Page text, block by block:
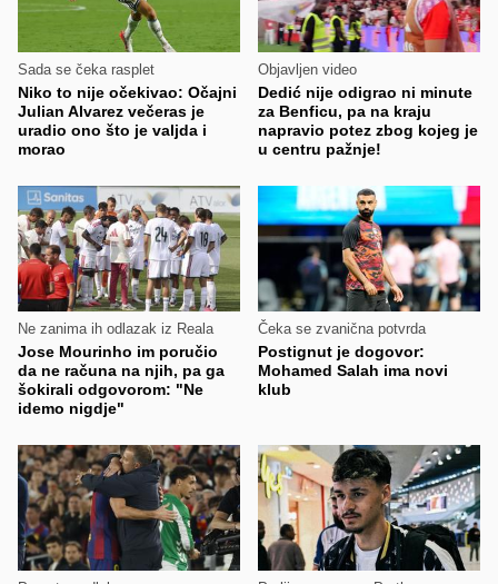
Sada se čeka rasplet
Niko to nije očekivao: Očajni
Julian Alvarez večeras je
uradio ono što je valjda i
morao
Objavljen video
Dedić nije odigrao ni minute
za Benficu, pa na kraju
napravio potez zbog kojeg je
u centru pažnje!
Ne zanima ih odlazak iz Reala
Jose Mourinho im poručio
da ne računa na njih, pa ga
šokirali odgovorom: "Ne
idemo nigdje"
Čeka se zvanična potvrda
Postignut je dogovor:
Mohamed Salah ima novi
klub